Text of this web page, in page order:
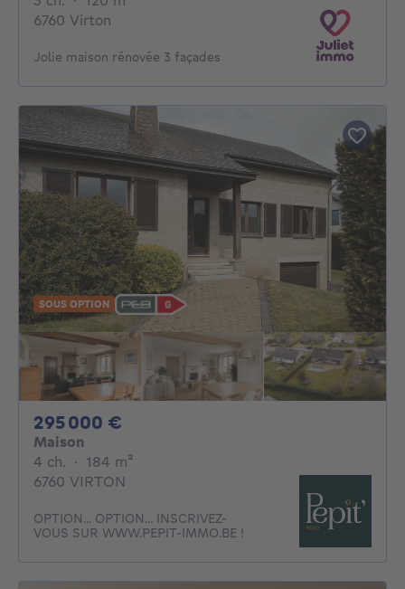
6760 Virton
Jolie maison rénovée 3 façades
SOUS OPTION
295 000 €
Maison
4 ch. 4 chambres
· 184 m²
6760 VIRTON
OPTION... OPTION... INSCRIVEZ-
VOUS SUR WWW.PEPIT-IMMO.BE !